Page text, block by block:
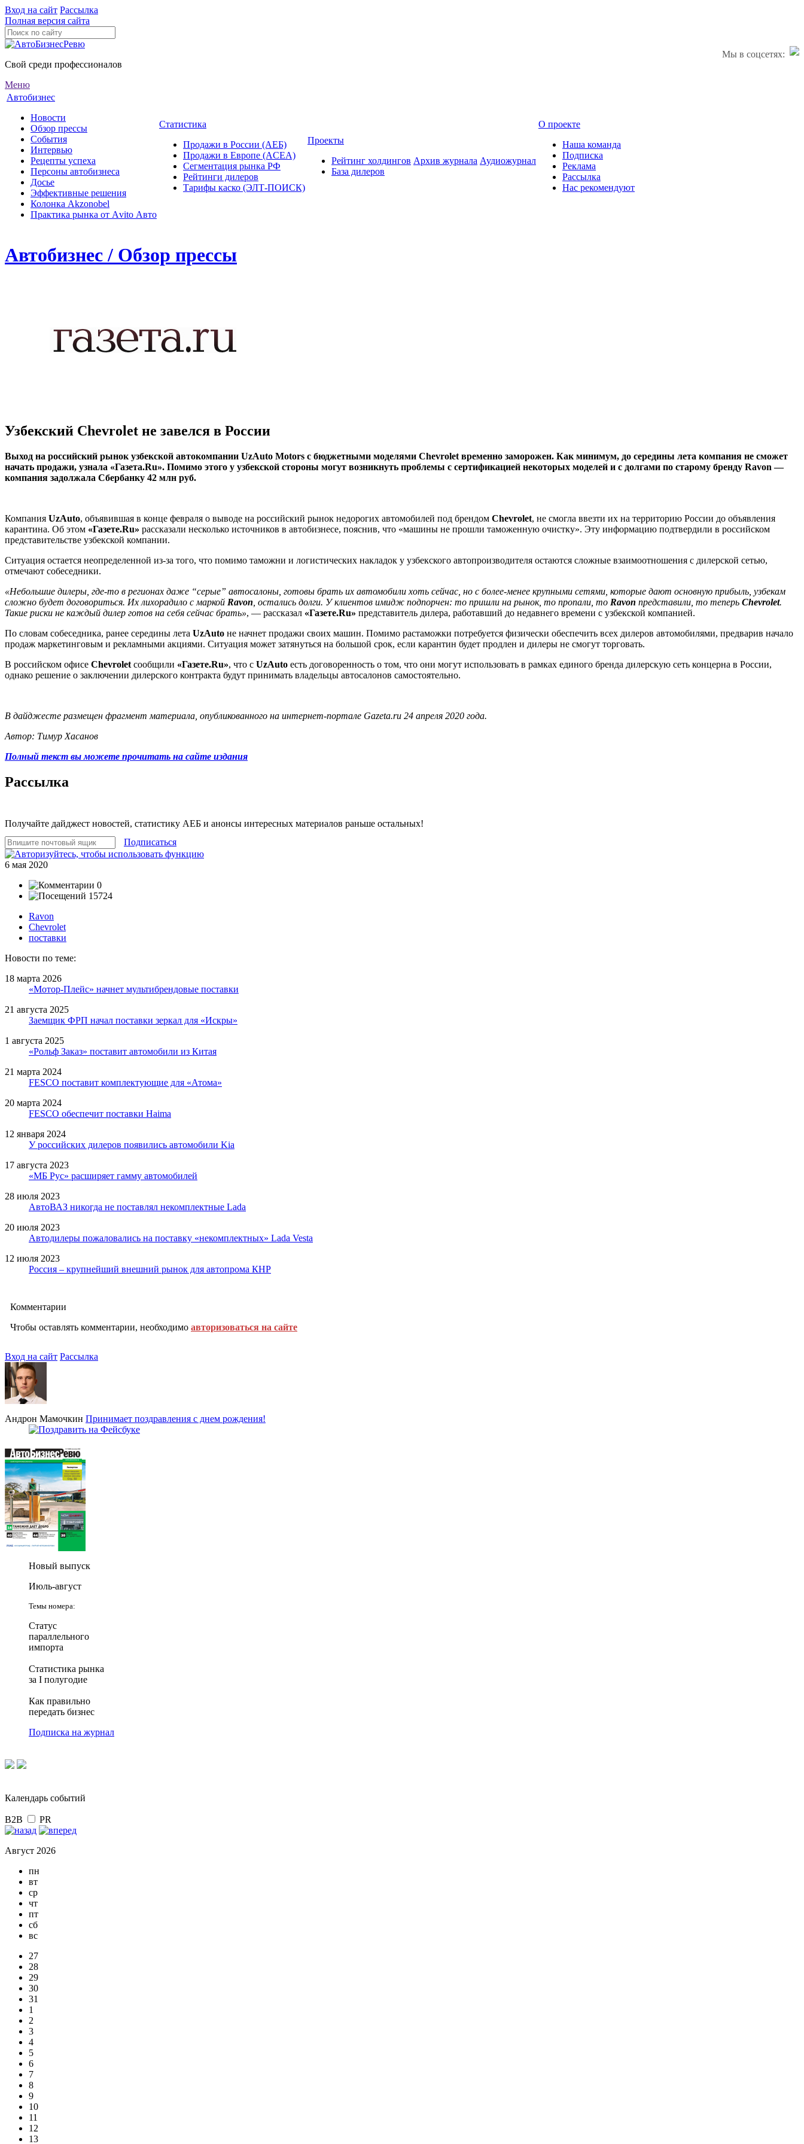
Вход на сайт Рассылка
Полная версия сайта
Мы в соцсетях:
Свой среди профессионалов
Меню
Автобизнес
Новости
Обзор прессы
События
Интервью
Рецепты успеха
Персоны автобизнеса
Досье
Эффективные решения
Колонка Akzonobel
Практика рынка от Аvito Авто
Статистика
Продажи в России (АЕБ)
Продажи в Европе (ACEA)
Сегментация рынка РФ
Рейтинги дилеров
Тарифы каско (ЭЛТ-ПОИСК)
Проекты
Рейтинг холдингов
База дилеров
Архив журнала Аудиожурнал
О проекте
Наша команда
Подписка
Реклама
Рассылка
Нас рекомендуют
Автобизнес / Обзор прессы
Узбекский Chevrolet не завелся в России
Выход на российский рынок узбекской автокомпании UzAuto Motors с бюджетными моделями Chevrolet временно заморожен. Как минимум, до середины лета компания не сможет
начать продажи, узнала «Газета.Ru». Помимо этого у узбекской стороны могут возникнуть проблемы с сертификацией некоторых моделей и с долгами по старому бренду Ravon —
компания задолжала Сбербанку 42 млн руб.
Компания UzAuto, объявившая в конце февраля о выводе на российский рынок недорогих автомобилей под брендом Chevrolet, не смогла ввезти их на территорию России до объявления
карантина. Об этом «Газете.Ru» рассказали несколько источников в автобизнесе, пояснив, что «машины не прошли таможенную очистку». Эту информацию подтвердили в российском
представительстве узбекской компании.
Ситуация остается неопределенной из-за того, что помимо таможни и логистических накладок у узбекского автопроизводителя остаются сложные взаимоотношения с дилерской сетью,
отмечают собеседники.
«Небольшие дилеры, где-то в регионах даже “серые” автосалоны, готовы брать их автомобили хоть сейчас, но с более-менее крупными сетями, которые дают основную прибыль, узбекам
сложно будет договориться. Их лихорадило с маркой Ravon , остались долги. У клиентов имидж подпорчен: то пришли на рынок, то пропали, то Ravon представили, то теперь Chevrolet.
Такие риски не каждый дилер готов на себя сейчас брать», — рассказал «Газете.Ru» представитель дилера, работавший до недавнего времени с узбекской компанией.
По словам собеседника, ранее середины лета UzAuto не начнет продажи своих машин. Помимо растаможки потребуется физически обеспечить всех дилеров автомобилями, предварив начало
продаж маркетинговым и рекламными акциями. Ситуация может затянуться на большой срок, если карантин будет продлен и дилеры не смогут торговать.
В российском офисе Chevrolet сообщили «Газете.Ru», что с UzAuto есть договоренность о том, что они могут использовать в рамках единого бренда дилерскую сеть концерна в России,
однако решение о заключении дилерского контракта будут принимать владельцы автосалонов самостоятельно.
В дайджесте размещен фрагмент материала, опубликованного на интернет-портале Gazeta.ru 24 апреля 2020 года.
Автор: Тимур Хасанов
Полный текст вы можете прочитать на сайте издания
Рассылка
Получайте дайджест новостей, статистику АЕБ и анонсы интересных материалов раньше остальных!
Подписаться
6 мая 2020
0
15724
Ravon
Chevrolet
поставки
Новости по теме:
18 марта 2026
«Мотор-Плейс» начнет мультибрендовые поставки
21 августа 2025
Заемщик ФРП начал поставки зеркал для «Искры»
1 августа 2025
«Рольф Заказ» поставит автомобили из Китая
21 марта 2024
FESCO поставит комплектующие для «Атома»
20 марта 2024
FESCO обеспечит поставки Haima
12 января 2024
У российских дилеров появились автомобили Kia
17 августа 2023
«МБ Рус» расширяет гамму автомобилей
28 июля 2023
АвтоВАЗ никогда не поставлял некомплектные Lada
20 июля 2023
Автодилеры пожаловались на поставку «некомплектных» Lada Vesta
12 июля 2023
Россия – крупнейший внешний рынок для автопрома КНР
Комментарии
Чтобы оставлять комментарии, необходимо авторизоваться на сайте
Вход на сайт Рассылка
Андрон Мамочкин Принимает поздравления с днем рождения!
Новый выпуск
Июль-август
Темы номера:
Статус
параллельного
импорта
Статистика рынка
за I полугодие
Как правильно
передать бизнес
Подписка на журнал
Календарь событий
B2B PR
Август 2026
пн
вт
ср
чт
пт
сб
вс
27
28
29
30
31
1
2
3
4
5
6
7
8
9
10
11
12
13